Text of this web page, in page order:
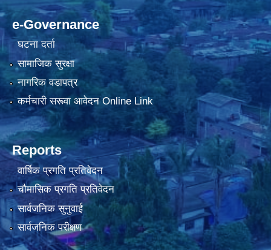
e-Governance
घटना दर्ता
सामाजिक सुरक्षा
नागरिक वडापत्र
कर्मचारी सरूवा आवेदन Online Link
Reports
वार्षिक प्रगति प्रतिवेदन
चौमासिक प्रगति प्रतिवेदन
सार्वजनिक सुनुवाई
सार्वजनिक परीक्षण